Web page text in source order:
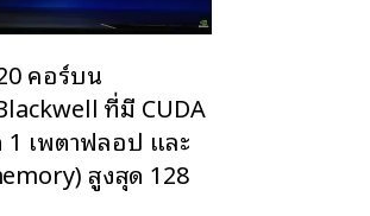
คอร์บน
ที่มี CUDA
1 เพตาฟลอป และ
สูงสุด 128